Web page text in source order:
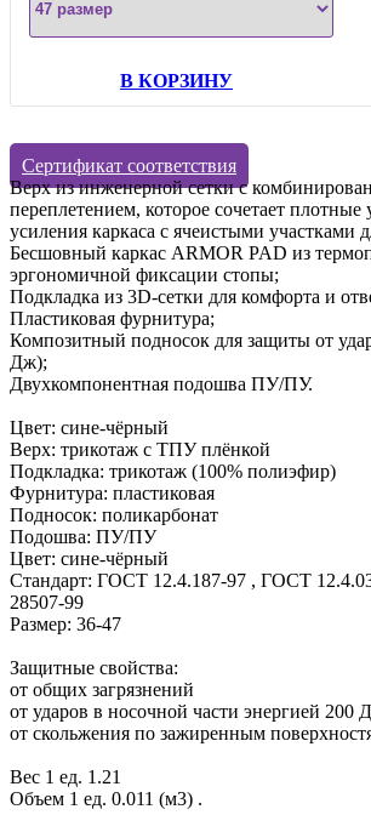
В КОРЗИНУ
Сертификат соответствия
Верх из инженерной сетки с
переплетением, которое сочетает плотные
усиления каркаса с ячеистыми участками
Бесшовный каркас ARMOR PAD из
эргономичной фиксации стопы;
Подкладка из 3D-сетки для комфорта и
Пластиковая фурнитура;
Композитный подносок для защиты от
Дж);
Двухкомпонентная подошва ПУ/ПУ.
Цвет: сине-чёрный
Верх: трикотаж с ТПУ плёнкой
Подкладка: трикотаж (100% полиэфир)
Фурнитура: пластиковая
Подносок: поликарбонат
Подошва: ПУ/ПУ
Цвет: сине-чёрный
Стандарт: ГОСТ 12.4.187-97 , ГОСТ
28507-99
Размер: 36-47
Защитные свойства:
от общих загрязнений
от ударов в носочной части энергией 200
от скольжения по зажиренным
Вес 1 ед. 1.21
Объем 1 ед. 0.011 (м3) .